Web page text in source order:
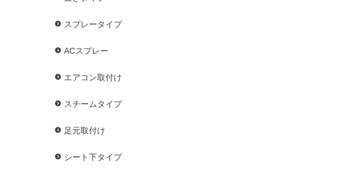
スプレータイプ
ACスプレー
エアコン取付け
スチームタイプ
足元取付け
シート下タイプ